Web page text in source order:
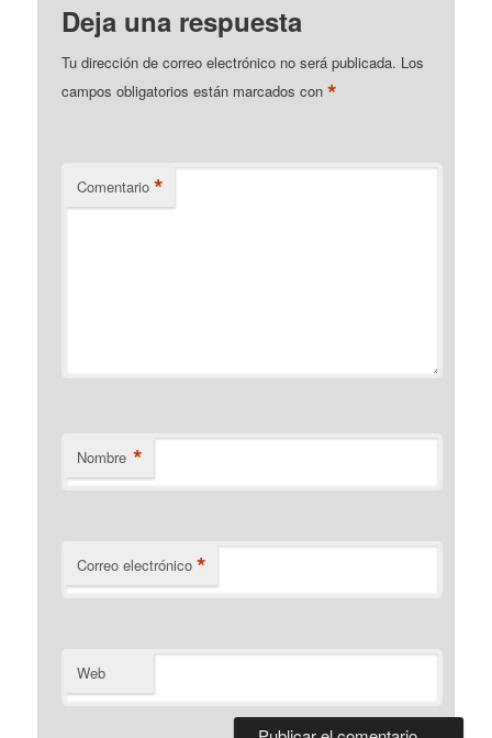
Deja una respuesta
Tu dirección de correo electrónico no será publicada. Los
campos obligatorios están marcados con*
Comentario *
Nombre *
Correo electrónico *
Web